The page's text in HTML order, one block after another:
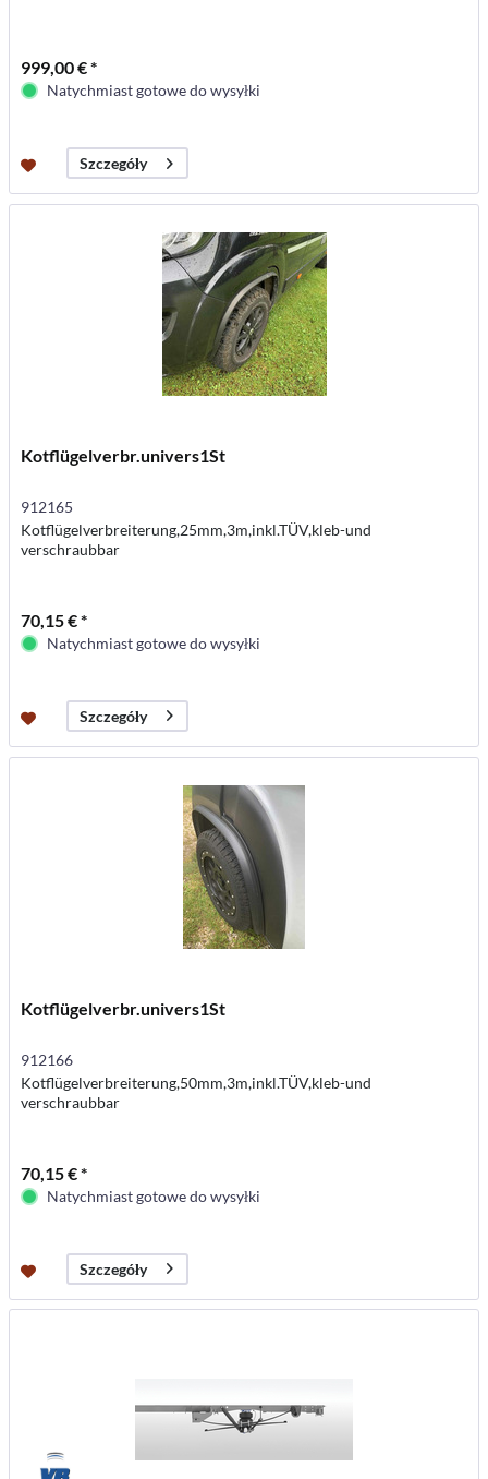
999,00 € *
Natychmiast gotowe do wysyłki
Szczegóły
Kotflügelverbr.univers1St
912165
Kotflügelverbreiterung,25mm,3m,inkl.TÜV,kleb-und
verschraubbar
70,15 € *
Natychmiast gotowe do wysyłki
Szczegóły
Kotflügelverbr.univers1St
912166
Kotflügelverbreiterung,50mm,3m,inkl.TÜV,kleb-und
verschraubbar
70,15 € *
Natychmiast gotowe do wysyłki
Szczegóły